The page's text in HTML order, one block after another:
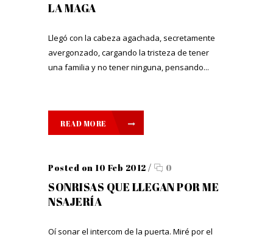
LA MAGA
Llegó con la cabeza agachada, secretamente
avergonzado, cargando la tristeza de tener
una familia y no tener ninguna, pensando...
READ MORE
Posted on 10 Feb 2012 / 0
SONRISAS QUE LLEGAN POR ME
NSAJERÍA
Oí sonar el intercom de la puerta. Miré por el